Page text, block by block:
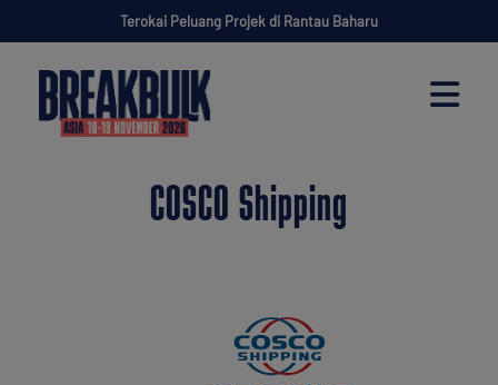
Terokai Peluang Projek di Rantau Baharu
COSCO Shipping